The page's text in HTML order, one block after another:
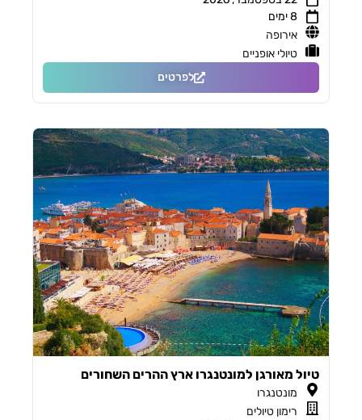
8 ימים
אירופה
טיולי אופניים
לפרטים
טיול מאורגן למונטנגרו ארץ ההרים השחורים
מונטנגרו
רימון טיולים